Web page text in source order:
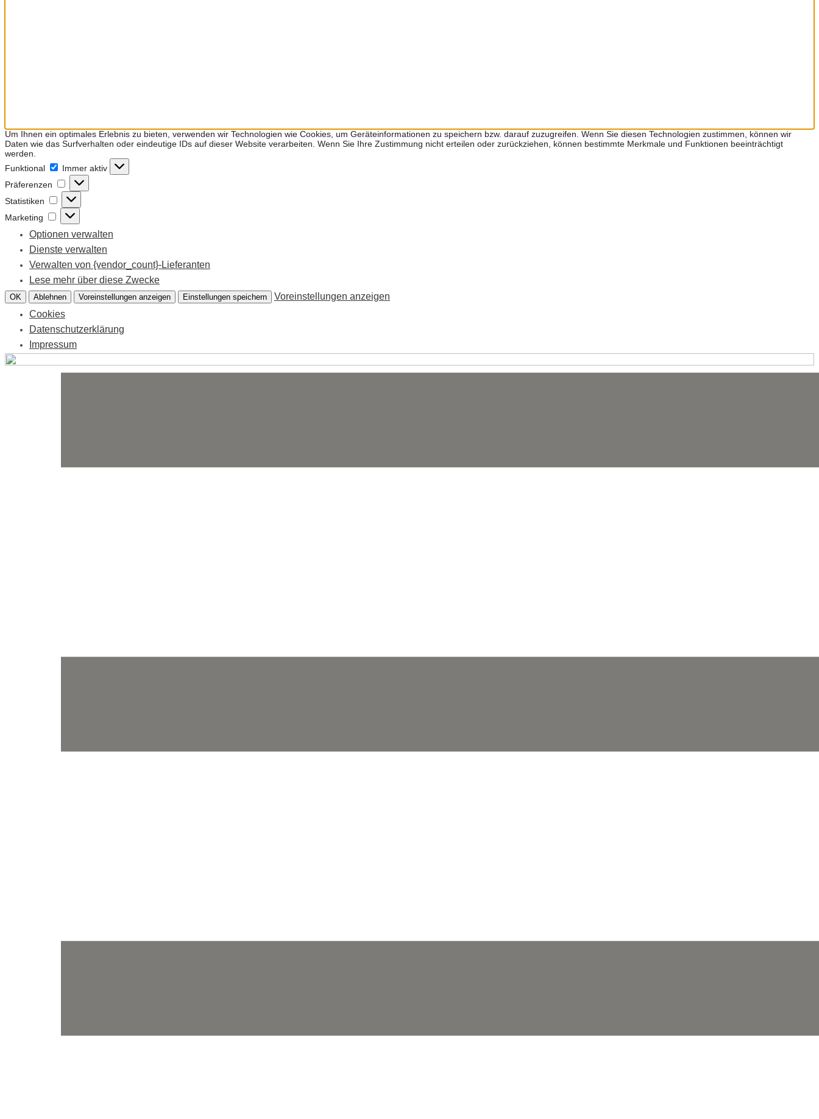
Um Ihnen ein optimales Erlebnis zu bieten, verwenden wir Technologien wie Cookies, um Geräteinformationen zu speichern bzw. darauf zuzugreifen. Wenn Sie diesen Technologien zustimmen, können wir
Daten wie das Surfverhalten oder eindeutige IDs auf dieser Website verarbeiten. Wenn Sie Ihre Zustimmung nicht erteilen oder zurückziehen, können bestimmte Merkmale und Funktionen beeinträchtigt
werden.
Funktional
Immer aktiv
Präferenzen
Präferenzen
Statistiken
Statistiken
Marketing
Marketing
Optionen verwalten
Dienste verwalten
Verwalten von {vendor_count}-Lieferanten
Lese mehr über diese Zwecke
OK Ablehnen Voreinstellungen anzeigen Einstellungen speichern
Voreinstellungen anzeigen
Cookies
Datenschutzerklärung
Impressum
Skip